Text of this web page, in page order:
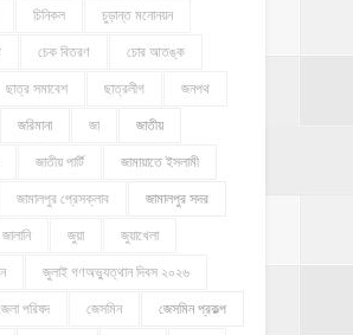
চিনিকল চুড়ান্ত মনোনয়ন
চেক বিতরণ চোর আতঙ্ক
ছাত্র সমাবেশ ছাত্রলীগ জনপথ
জরিমানা জা জাতীয়
জাতীয় পার্টি জামায়াতে ইসলামী
জামালপুর প্রেসক্লাব জামালপুর সদর
জালানি জুয়া জুয়াখেলা
জুলাই গণঅভ্যুত্থান দিবস ২০২৬
পরিষদ জেসমিন জেসমিন প্রকল্প